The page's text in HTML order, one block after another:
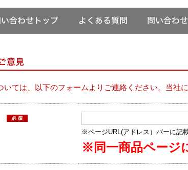
いては、以下のフォームよりご連絡ください。当社
※ページURL(アドレス）バーに記
※同一商品ページ